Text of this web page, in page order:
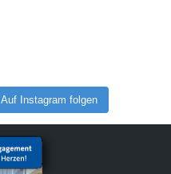
Auf Instagram folgen